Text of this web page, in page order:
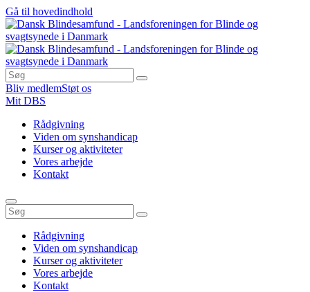
Gå til hovedindhold
Bliv medlemStøt os
Mit DBS
Rådgivning
Viden om synshandicap
Kurser og aktiviteter
Vores arbejde
Kontakt
Rådgivning
Viden om synshandicap
Kurser og aktiviteter
Vores arbejde
Kontakt